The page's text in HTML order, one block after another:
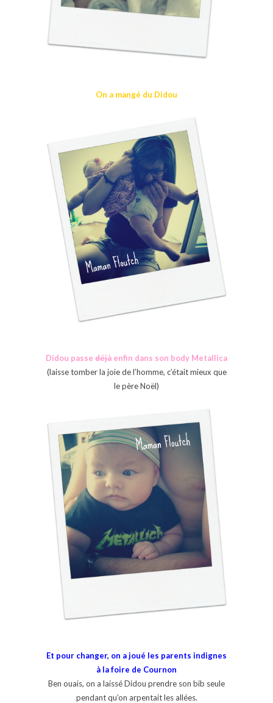
On a mangé du Didou
Didou passe déjà enfin dans son body Metallica
(laisse tomber la joie de l’homme, c’était mieux que
le père Noël)
Et pour changer, on a joué les parents indignes
à la foire de Cournon
Ben ouais, on a laissé Didou prendre son bib seule
pendant qu’on arpentait les allées.